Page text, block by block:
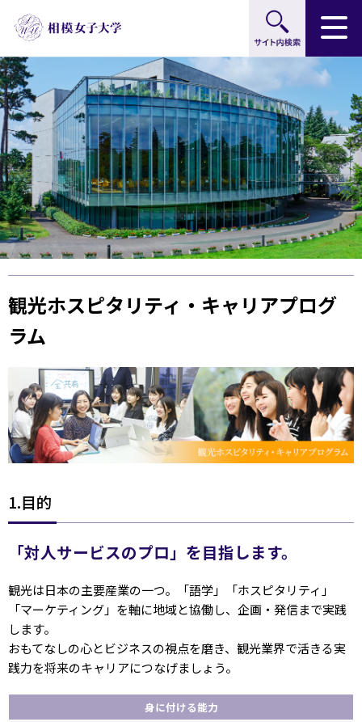
グ
ロ
ー
バ
ル
ナ
ビ
ゲ
ー
シ
ョ
ン
へ
本
文
へ
ロ
ー
カ
ル
ナ
ビ
ゲ
ー
シ
ョ
ン
へ
フ
ッ
タ
ー
へ
観光ホスピタリティ・キャリアプログ
ラム
1.目的
「対人サービスのプロ」を目指します。
観光は日本の主要産業の一つ。「語学」「ホスピタリティ」
「マーケティング」を軸に地域と協働し、企画・発信まで実践
します。
おもてなしの心とビジネスの視点を磨き、観光業界で活きる実
践力を将来のキャリアにつなげましょう。
身に付ける能力